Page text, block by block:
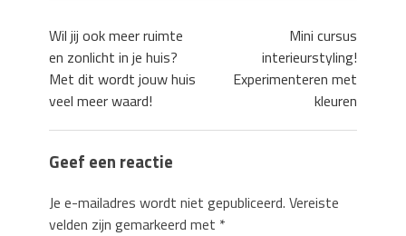
Wil jij ook meer ruimte
en zonlicht in je huis?
Met dit wordt jouw huis
veel meer waard!
Mini cursus
interieurstyling!
Experimenteren met
kleuren
Geef een reactie
Je e-mailadres wordt niet gepubliceerd. Vereiste
velden zijn gemarkeerd met *